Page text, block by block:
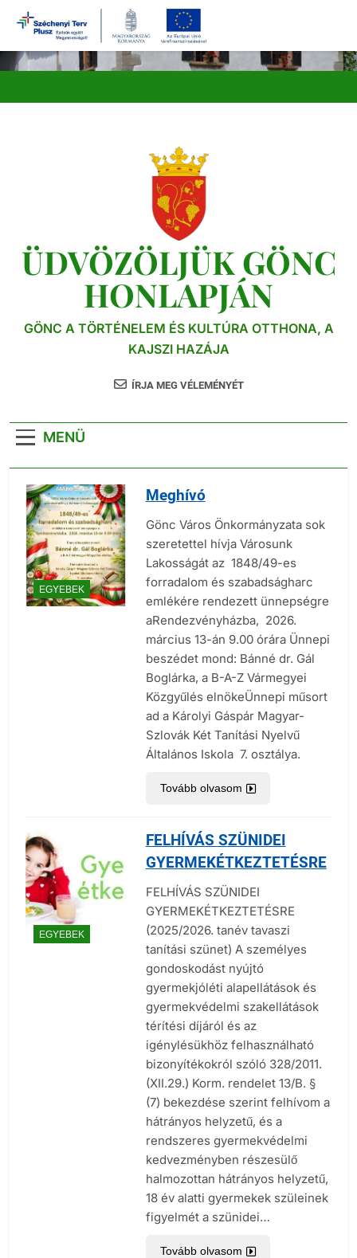
Ugrás
ÜDVÖZÖLJÜK GÖNC
HONLAPJÁN
GÖNC A TÖRTÉNELEM ÉS KULTÚRA OTTHONA, A
KAJSZI HAZÁJA
ÍRJA MEG VÉLEMÉNYÉT
MENÜ
EGYEBEK
Meghívó
Gönc Város Önkormányzata sok
szeretettel hívja Városunk
Lakosságát az 1848/49-es
forradalom és szabadságharc
emlékére rendezett ünnepségre
aRendezvényházba, 2026.
március 13-án 9.00 órára Ünnepi
beszédet mond: Bánné dr. Gál
Boglárka, a B-A-Z Vármegyei
Közgyűlés elnökeÜnnepi műsort
ad a Károlyi Gáspár Magyar-
Szlovák Két Tanítási Nyelvű
Általános Iskola 7. osztálya.
Tovább olvasom
EGYEBEK
FELHÍVÁS SZÜNIDEI
GYERMEKÉTKEZTETÉSRE
FELHÍVÁS SZÜNIDEI
GYERMEKÉTKEZTETÉSRE
(2025/2026. tanév tavaszi
tanítási szünet) A személyes
gondoskodást nyújtó
gyermekjóléti alapellátások és
gyermekvédelmi szakellátások
térítési díjáról és az
igénylésükhöz felhasználható
bizonyítékokról szóló 328/2011.
(XII.29.) Korm. rendelet 13/B. §
(7) bekezdése szerint felhívom a
hátrányos helyzetű, és a
rendszeres gyermekvédelmi
kedvezményben részesülő
halmozottan hátrányos helyzetű,
18 év alatti gyermekek szüleinek
figyelmét a szünidei…
Tovább olvasom